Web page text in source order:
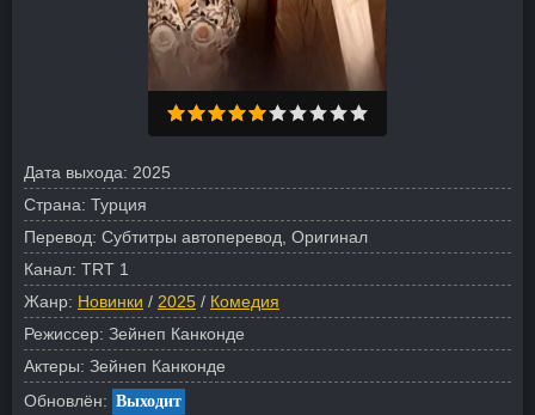
Дата выхода: 2025
Страна: Турция
Перевод: Субтитры автоперевод, Оригинал
Канал: TRT 1
Жанр: Новинки / 2025 / Комедия
Режиссер: Зейнеп Канконде
Актеры: Зейнеп Канконде
Обновлён: Выходит